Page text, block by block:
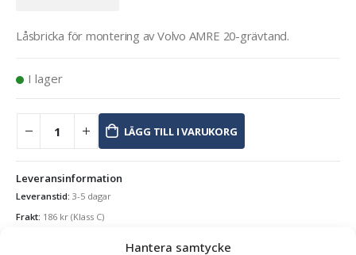
Hantera samtycke
Låsbricka för montering av Volvo AMRE 20-grävtand.
I lager
LÄGG TILL I VARUKORG
Leveransinformation
Leveranstid: 3-5 dagar
Frakt: 186 kr (Klass C)
Se alla produkter inom samma kategori